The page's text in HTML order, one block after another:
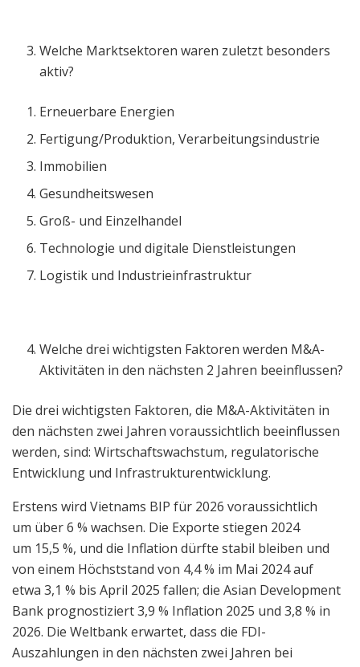
Welche Marktsektoren waren zuletzt besonders
aktiv?
Erneuerbare Energien
Fertigung/Produktion, Verarbeitungsindustrie
Immobilien
Gesundheitswesen
Groß- und Einzelhandel
Technologie und digitale Dienstleistungen
Logistik und Industrieinfrastruktur
Welche drei wichtigsten Faktoren werden M&A-
Aktivitäten in den nächsten 2 Jahren beeinflussen?
Die drei wichtigsten Faktoren, die M&A-Aktivitäten in
den nächsten zwei Jahren voraussichtlich beeinflussen
werden, sind: Wirtschaftswachstum, regulatorische
Entwicklung und Infrastrukturentwicklung.
Erstens wird Vietnams BIP für 2026 voraussichtlich
um über 6 % wachsen. Die Exporte stiegen 2024
um 15,5 %, und die Inflation dürfte stabil bleiben und
von einem Höchststand von 4,4 % im Mai 2024 auf
etwa 3,1 % bis April 2025 fallen; die Asian Development
Bank prognostiziert 3,9 % Inflation 2025 und 3,8 % in
2026. Die Weltbank erwartet, dass die FDI-
Auszahlungen in den nächsten zwei Jahren bei